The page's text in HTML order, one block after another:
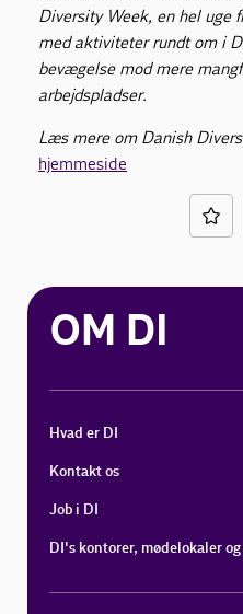
Diversity Week, en hel uge
med aktiviteter rundt om i
bevægelse mod mere
arbejdspladser.
Læs mere om Danish
hjemmeside
OM DI
Hvad er DI
Kontakt os
Job i DI
DI's kontorer, mødelokaler